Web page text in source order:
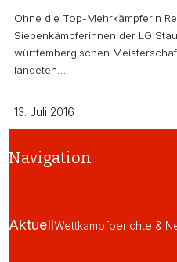
Ohne die Top-Mehrkämpferin
Siebenkämpferinnen der LG
württembergischen
landeten…
13. Juli 2016
Navigation
AktuellWettkampfberichte &